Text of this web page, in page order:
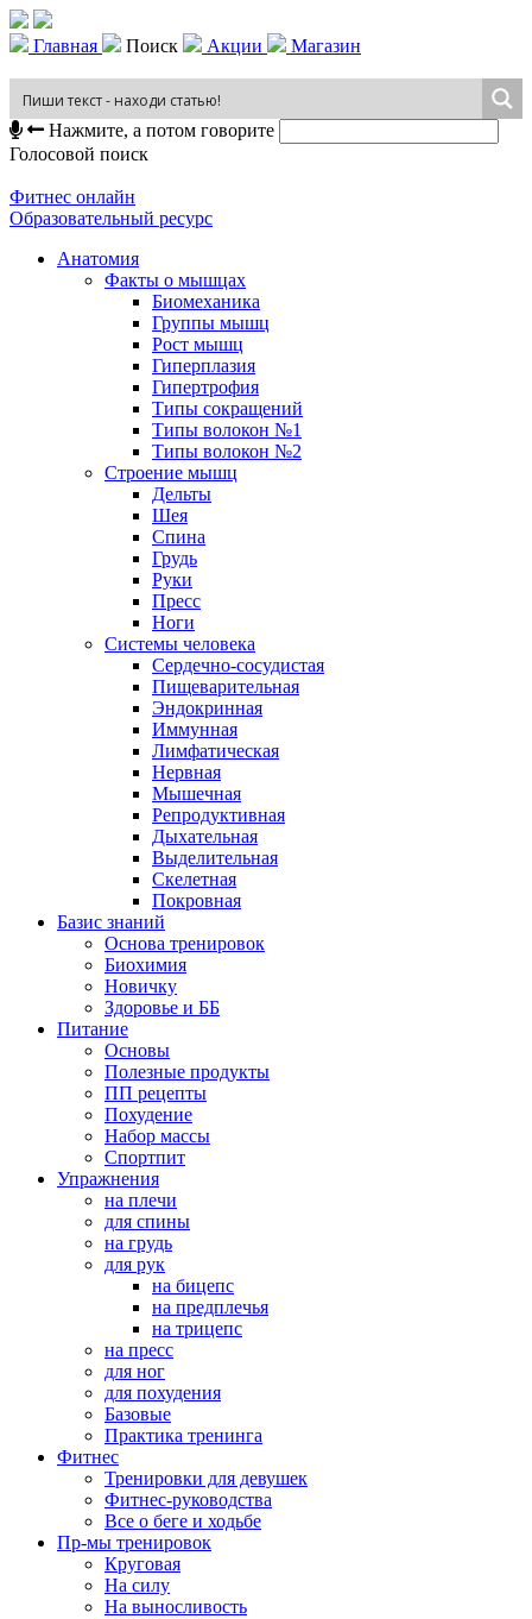
Главная Поиск Акции Магазин
Нажмите, а потом говорите
Голосовой поиск
Фитнес онлайн
Образовательный ресурс
Анатомия
Факты о мышцах
Биомеханика
Группы мышц
Рост мышц
Гиперплазия
Гипертрофия
Типы сокращений
Типы волокон №1
Типы волокон №2
Строение мышц
Дельты
Шея
Спина
Грудь
Руки
Пресс
Ноги
Системы человека
Сердечно-сосудистая
Пищеварительная
Эндокринная
Иммунная
Лимфатическая
Нервная
Мышечная
Репродуктивная
Дыхательная
Выделительная
Скелетная
Покровная
Базис знаний
Основа тренировок
Биохимия
Новичку
Здоровье и ББ
Питание
Основы
Полезные продукты
ПП рецепты
Похудение
Набор массы
Спортпит
Упражнения
на плечи
для спины
на грудь
для рук
на бицепс
на предплечья
на трицепс
на пресс
для ног
для похудения
Базовые
Практика тренинга
Фитнес
Тренировки для девушек
Фитнес-руководства
Все о беге и ходьбе
Пр-мы тренировок
Круговая
На силу
На выносливость